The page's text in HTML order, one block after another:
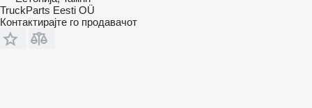
TruckParts Eesti OÜ
Контактирајте го продавачот